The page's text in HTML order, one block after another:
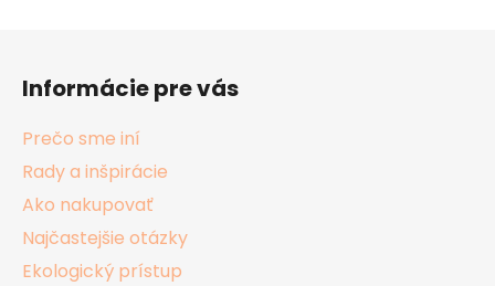
Informácie pre vás
Prečo sme iní
Rady a inšpirácie
Ako nakupovať
Najčastejšie otázky
Ekologický prístup